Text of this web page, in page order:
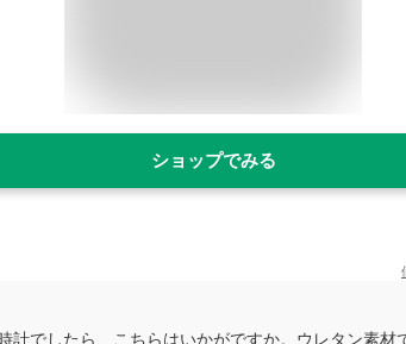
ショップでみる
計でしたら、こちらはいかがですか。ウレタン素材